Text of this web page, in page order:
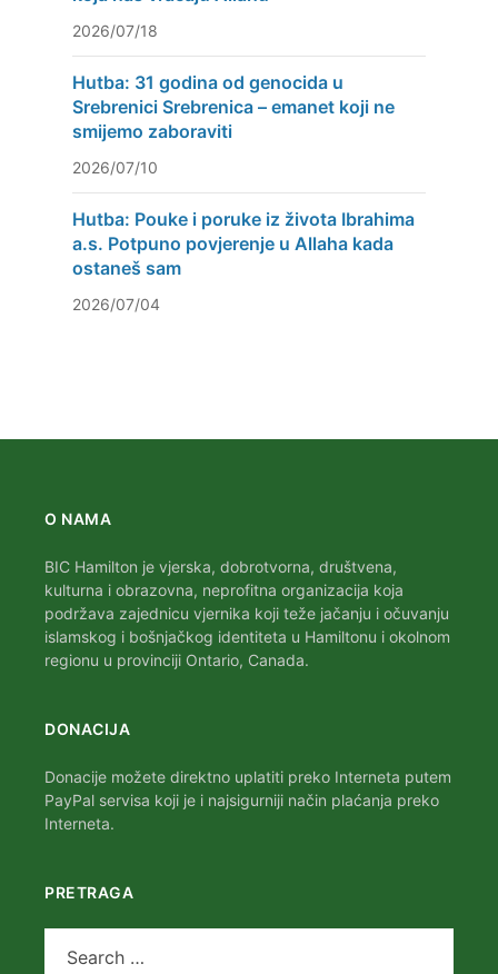
2026/07/18
Hutba: 31 godina od genocida u
Srebrenici Srebrenica – emanet koji ne
smijemo zaboraviti
2026/07/10
Hutba: Pouke i poruke iz života Ibrahima
a.s. Potpuno povjerenje u Allaha kada
ostaneš sam
2026/07/04
O NAMA
BIC Hamilton je vjerska, dobrotvorna, društvena,
kulturna i obrazovna, neprofitna organizacija koja
podržava zajednicu vjernika koji teže jačanju i očuvanju
islamskog i bošnjačkog identiteta u Hamiltonu i okolnom
regionu u provinciji Ontario, Canada.
DONACIJA
Donacije možete direktno uplatiti preko Interneta putem
PayPal servisa koji je i najsigurniji način plaćanja preko
Interneta.
PRETRAGA